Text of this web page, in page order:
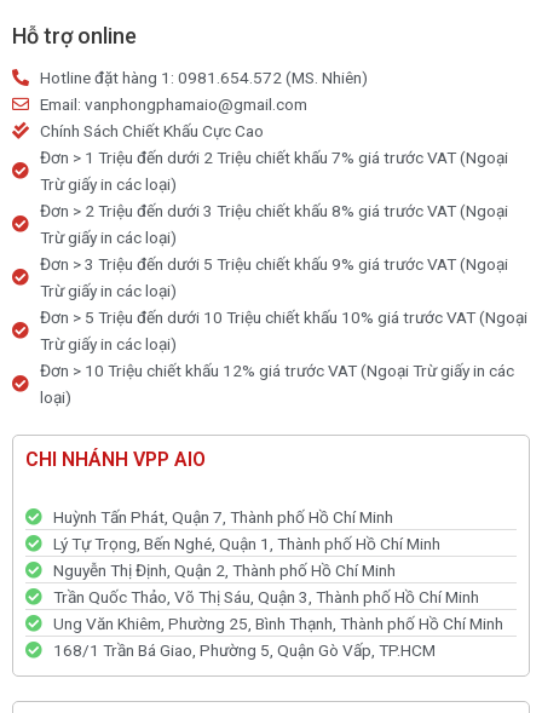
HÃNG
lượng
Hỗ trợ online
Hotline đặt hàng 1: 0981.654.572 (MS. Nhiên)
Email: vanphongphamaio@gmail.com
Chính Sách Chiết Khấu Cực Cao
Đơn > 1 Triệu đến dưới 2 Triệu chiết khấu 7% giá trước VAT (Ngoại
Trừ giấy in các loại)
Đơn > 2 Triệu đến dưới 3 Triệu chiết khấu 8% giá trước VAT (Ngoại
Trừ giấy in các loại)
Đơn > 3 Triệu đến dưới 5 Triệu chiết khấu 9% giá trước VAT (Ngoại
Trừ giấy in các loại)
Đơn > 5 Triệu đến dưới 10 Triệu chiết khấu 10% giá trước VAT (Ngoại
Trừ giấy in các loại)
Đơn > 10 Triệu chiết khấu 12% giá trước VAT (Ngoại Trừ giấy in các
loại)
CHI NHÁNH VPP AIO
Huỳnh Tấn Phát, Quận 7, Thành phố Hồ Chí Minh
Lý Tự Trọng, Bến Nghé, Quận 1, Thành phố Hồ Chí Minh
Nguyễn Thị Định, Quận 2, Thành phố Hồ Chí Minh
Trần Quốc Thảo, Võ Thị Sáu, Quận 3, Thành phố Hồ Chí Minh
Ung Văn Khiêm, Phường 25, Bình Thạnh, Thành phố Hồ Chí Minh
168/1 Trần Bá Giao, Phường 5, Quận Gò Vấp, TP.HCM